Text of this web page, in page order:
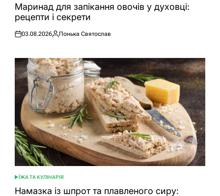
УМаринад для запікання овочів у духовці:
рецепти і секрети
Оприлюднено
03.08.2026
Опубліковано
Понька Святослав
ОПУБЛІКУВАТИ
У
ЇЖА ТА КУЛІНАРІЯ
Намазка із шпрот та плавленого сиру: